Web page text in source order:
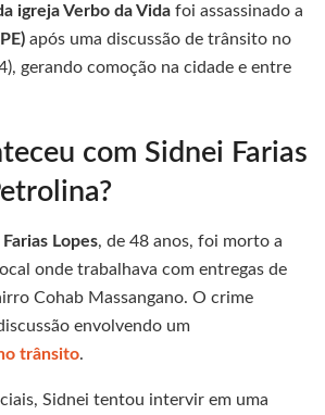
igreja Verbo da Vida foi assassinado a
após uma discussão de trânsito no
gerando comoção na cidade e entre
com Sidnei Farias
Lopes, de 48 anos, foi morto a
onde trabalhava com entregas de
Cohab Massangano. O crime
envolvendo um
trânsito.
Sidnei tentou intervir em uma